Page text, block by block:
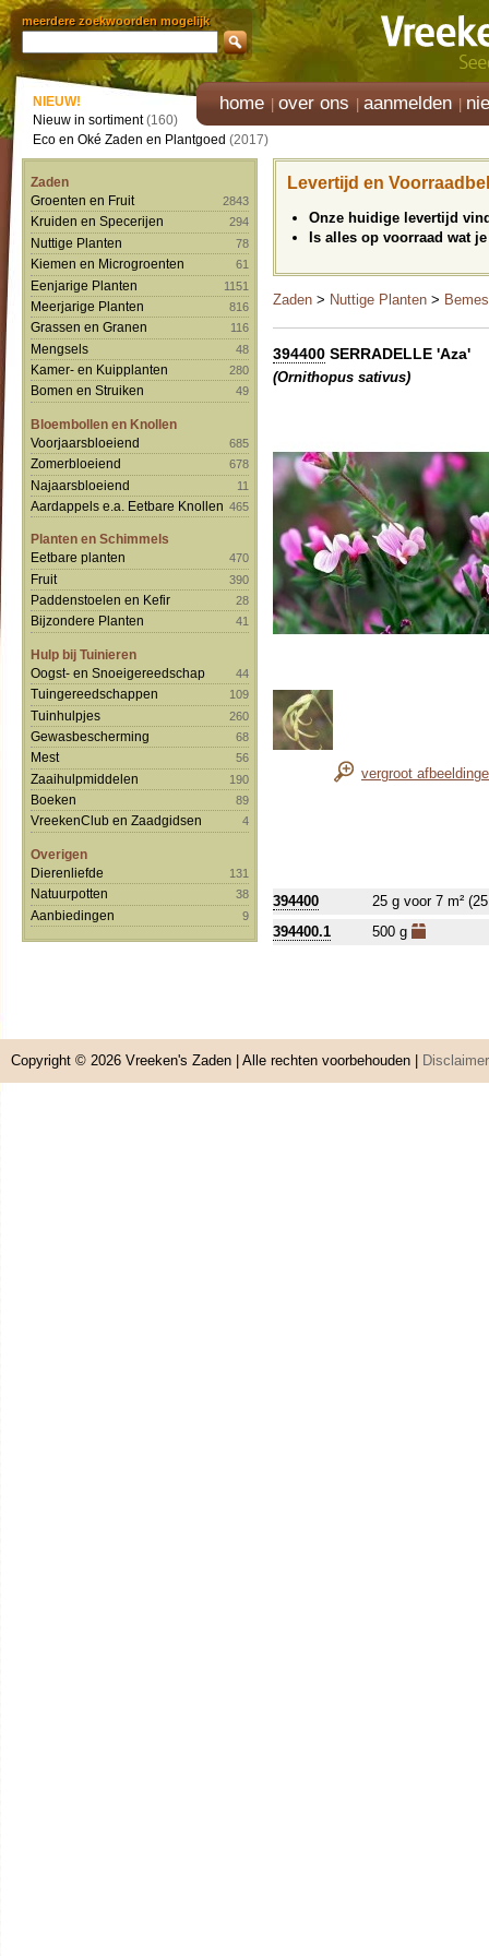
meerdere zoekwoorden mogelijk
home over ons aanmelden
NIEUW!
Nieuw in sortiment(160)
Eco en Oké Zaden en Plantgoed (2017)
Zaden
Groenten en Fruit
2843
Kruiden en Specerijen 294
Nuttige Planten 78
Kiemen en Microgroenten 61
Eenjarige Planten 1151
Meerjarige Planten 816
Grassen en Granen 116
Mengsels 48
Kamer- en Kuipplanten 280
Bomen en Struiken 49
Bloembollen en Knollen
Voorjaarsbloeiend
685
Zomerbloeiend 678
Najaarsbloeiend 11
Aardappels e.a. Eetbare Knollen 465
Planten en Schimmels
Eetbare planten
470
Fruit 390
Paddenstoelen en Kefir 28
Bijzondere Planten 41
Hulp bij Tuinieren
Oogst- en Snoeigereedschap
44
Tuingereedschappen 109
Tuinhulpjes 260
Gewasbescherming 68
Mest 56
Zaaihulpmiddelen 190
Boeken 89
VreekenClub en Zaadgidsen 4
Overigen
Dierenliefde
131
Natuurpotten 38
Aanbiedingen 9
Levertijd en
Onze huidige levertijd
Is alles op voorraad wat
Zaden > Nuttige Planten >
394400 SERRADELLE 'Aza'
(Ornithopus sativus)
vergroot
394400
25 g voor 7 m²
394400.1
500 g
Copyright © 2026 Vreeken's Zaden | Alle rechten voorbehouden | Disclaimer